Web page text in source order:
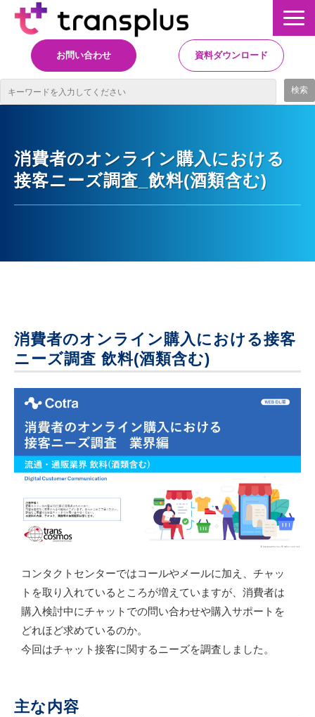
お問い合わせ 資料ダウンロード
イベント・レポート
動画
消費者のオンライン購入における
接客ニーズ調査_飲料(酒類含む)
消費者のオンライン購入における接客
ニーズ調査 飲料(酒類含む)
コンタクトセンターではコールやメールに加え、チャッ
トを取り入れているところが増えていますが、消費者は
購入検討中にチャットでの問い合わせや購入サポートを
どれほど求めているのか。
今回はチャット接客に関するニーズを調査しました。
主な内容